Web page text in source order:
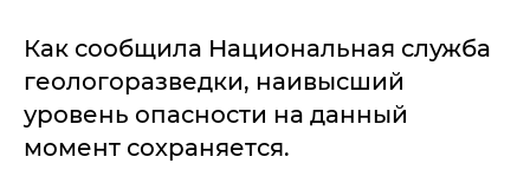
Как сообщила Национальная служба
геологоразведки, наивысший
уровень опасности на данный
момент сохраняется.